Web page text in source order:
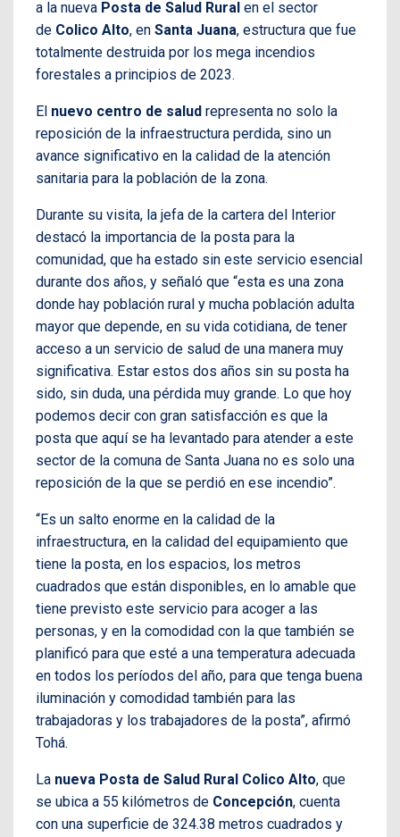
a la nueva Posta de Salud Rural en el sector
de Colico Alto, en Santa Juana, estructura que fue
totalmente destruida por los mega incendios
forestales a principios de 2023.
El nuevo centro de salud representa no solo la
reposición de la infraestructura perdida, sino un
avance significativo en la calidad de la atención
sanitaria para la población de la zona.
Durante su visita, la jefa de la cartera del Interior
destacó la importancia de la posta para la
comunidad, que ha estado sin este servicio esencial
durante dos años, y señaló que “esta es una zona
donde hay población rural y mucha población adulta
mayor que depende, en su vida cotidiana, de tener
acceso a un servicio de salud de una manera muy
significativa. Estar estos dos años sin su posta ha
sido, sin duda, una pérdida muy grande. Lo que hoy
podemos decir con gran satisfacción es que la
posta que aquí se ha levantado para atender a este
sector de la comuna de Santa Juana no es solo una
reposición de la que se perdió en ese incendio”.
“Es un salto enorme en la calidad de la
infraestructura, en la calidad del equipamiento que
tiene la posta, en los espacios, los metros
cuadrados que están disponibles, en lo amable que
tiene previsto este servicio para acoger a las
personas, y en la comodidad con la que también se
planificó para que esté a una temperatura adecuada
en todos los períodos del año, para que tenga buena
iluminación y comodidad también para las
trabajadoras y los trabajadores de la posta”, afirmó
Tohá.
La nueva Posta de Salud Rural Colico Alto, que
se ubica a 55 kilómetros de Concepción, cuenta
con una superficie de 324.38 metros cuadrados y